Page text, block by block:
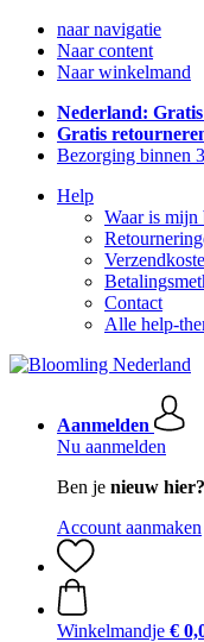
naar navigatie
Naar content
Naar winkelmand
Nederland:
Gratis
Bezorging binnen
Help
Waar is mijn
Contact
Alle help-
Aanmelden
Nu aanmelden
Ben je nieuw hier?
Account aanmaken
Winkelmandje €